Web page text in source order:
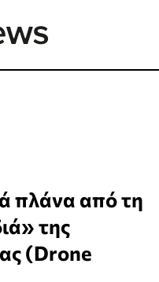
πλάνα από τη
της
(Drone